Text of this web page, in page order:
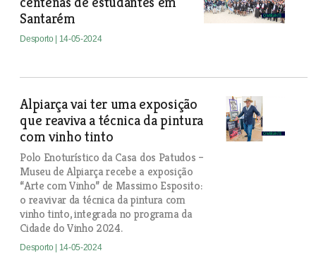
Santarém
Desporto | 14-05-2024
Alpiarça vai ter uma exposição
que reaviva a técnica da pintura
com vinho tinto
Polo Enoturístico da Casa dos Patudos –
Museu de Alpiarça recebe a exposição
“Arte com Vinho” de Massimo Esposito:
o reavivar da técnica da pintura com
vinho tinto, integrada no programa da
Cidade do Vinho 2024.
Desporto | 14-05-2024